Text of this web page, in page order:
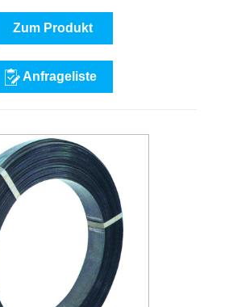
Zum Produkt
Anfrageliste